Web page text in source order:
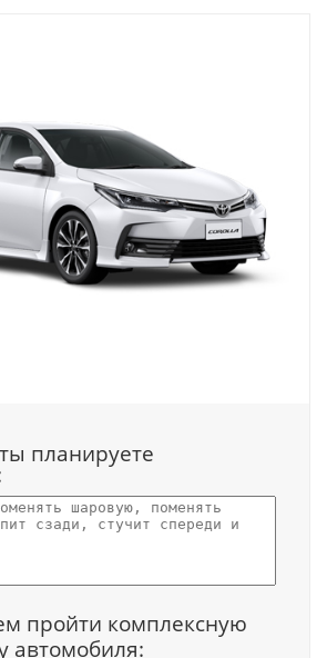
планируете
пройти комплексную
автомобиля: